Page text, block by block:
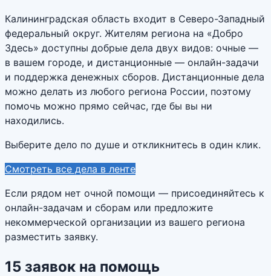
Калининградская область входит в Северо-Западный
федеральный округ. Жителям региона на «Добро
Здесь» доступны добрые дела двух видов: очные —
в вашем городе, и дистанционные — онлайн-задачи
и поддержка денежных сборов. Дистанционные дела
можно делать из любого региона России, поэтому
помочь можно прямо сейчас, где бы вы ни
находились.
Выберите дело по душе и откликнитесь в один клик.
Смотреть все дела в ленте
Если рядом нет очной помощи — присоединяйтесь к
онлайн-задачам и сборам или предложите
некоммерческой организации из вашего региона
разместить заявку.
15 заявок на помощь